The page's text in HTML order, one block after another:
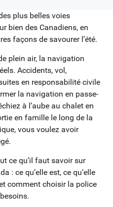
plus belles voies
bien des Canadiens, en
façons de savourer l’été.
plein air, la navigation
Accidents, vol,
en responsabilité civile
la navigation en passe-
à l’aube au chalet en
en famille le long de la
vous voulez avoir
ce qu’il faut savoir sur
: ce qu’elle est, ce qu’elle
comment choisir la police